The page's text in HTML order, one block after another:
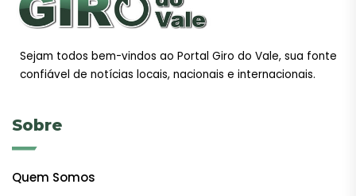
Sejam todos bem-vindos ao Portal Giro do Vale, sua fonte
confiável de notícias locais, nacionais e internacionais.
Sobre
Quem Somos